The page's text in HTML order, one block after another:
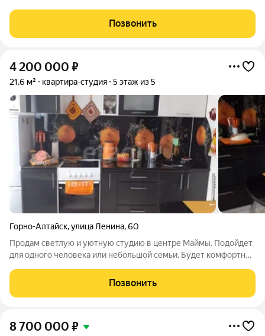
сквер и окружающие зеленые насаждения. В доме работает
консьерж, что обеспечивает
Позвонить
4 200 000 ₽
21,6 м² квартира-студия 5 этаж из 5
Горно-Алтайск,улица Ленина,60
Продам светлую и уютную студию в центре Маймы. Подойдет
для одного человека или небольшой семьи. Будет комфортно
суровые сибирские зимы. Идеальное местоположение. Рядом
школы, детские
Позвонить
8 700 000 ₽